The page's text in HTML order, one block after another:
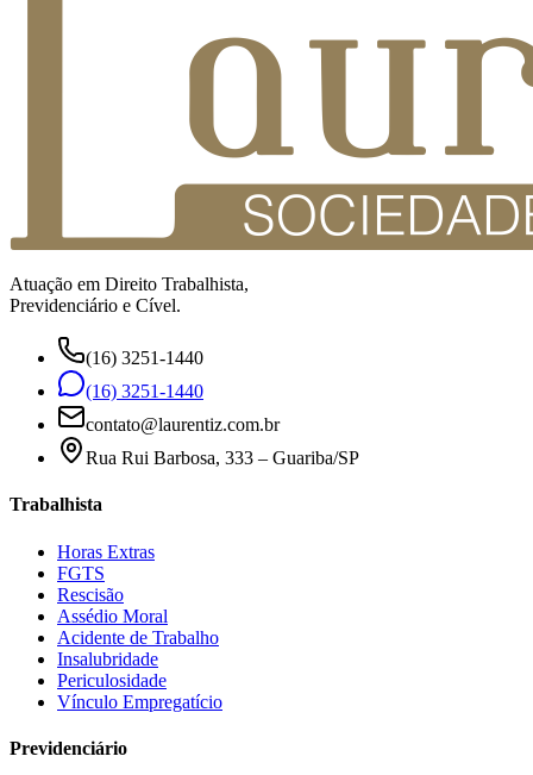
Atuação em Direito Trabalhista,
Previdenciário e Cível.
(16) 3251-1440
(16) 3251-1440
contato@laurentiz.com.br
Rua Rui Barbosa, 333 – Guariba/SP
Trabalhista
Horas Extras
FGTS
Rescisão
Assédio Moral
Acidente de Trabalho
Insalubridade
Periculosidade
Vínculo Empregatício
Previdenciário